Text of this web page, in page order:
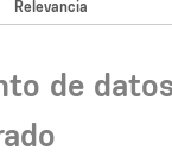
de